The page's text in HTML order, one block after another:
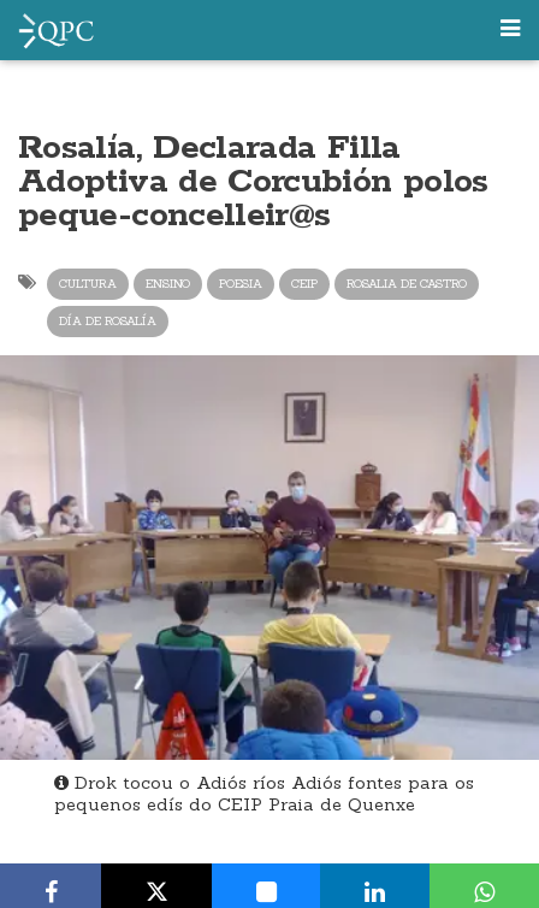
Rosalía, Declarada Filla
Adoptiva de Corcubión polos
peque-concelleir@s
CULTURA ENSINO POESIA CEIP ROSALIA DE CASTRO
DÍA DE ROSALÍA
Drok tocou o Adiós ríos Adiós fontes para os
pequenos edís do CEIP Praia de Quenxe